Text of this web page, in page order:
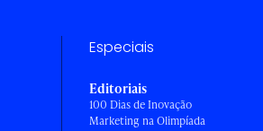
Especiais
Editoriais
100 Dias de Inovação
Marketing na Olimpíada